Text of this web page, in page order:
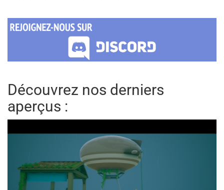
Découvrez nos derniers
aperçus :